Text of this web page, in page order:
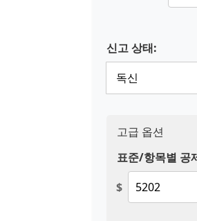
신고 상태:
고급 옵션
표준/항목별 공
$